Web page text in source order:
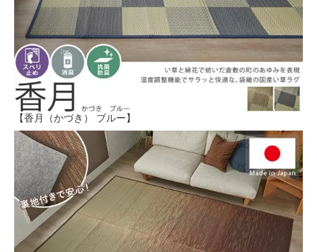
【香月（かづき） ブルー】